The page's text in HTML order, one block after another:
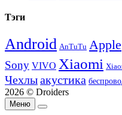
Тэги
Android AnTuTu Apple
Sony VIVO Xiaomi
Чехлыакустика
2026 © Droiders
Меню